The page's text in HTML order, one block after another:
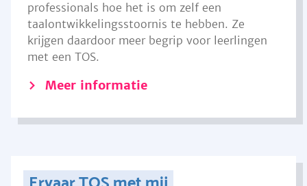
professionals hoe het is om zelf een
taalontwikkelingsstoornis te hebben. Ze
krijgen daardoor meer begrip voor leerlingen
met een TOS.
Meer informatie